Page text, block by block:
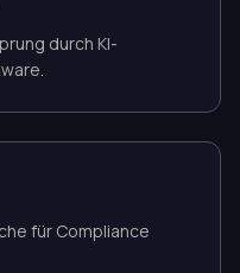
durch KI-
für Compliance